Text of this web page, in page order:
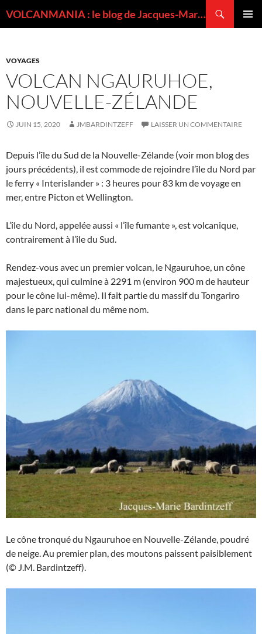
VOLCANMANIA : le blog de Jacques-Marie BARDINTZEFF, volcanologue
VOYAGES
VOLCAN NGAURUHOE,
NOUVELLE-ZÉLANDE
JUIN 15, 2020 JMBARDINTZEFF LAISSER UN COMMENTAIRE
Depuis l’île du Sud de la Nouvelle-Zélande (voir mon blog des
jours précédents), il est commode de rejoindre l’île du Nord par
le ferry « Interislander » : 3 heures pour 83 km de voyage en
mer, entre Picton et Wellington.
L’île du Nord, appelée aussi « l’île fumante », est volcanique,
contrairement à l’île du Sud.
Rendez-vous avec un premier volcan, le Ngauruhoe, un cône
majestueux, qui culmine à 2291 m (environ 900 m de hauteur
pour le cône lui-même). Il fait partie du massif du Tongariro
dans le parc national du même nom.
Le cône tronqué du Ngauruhoe en Nouvelle-Zélande, poudré
de neige. Au premier plan, des moutons paissent paisiblement
(© J.M. Bardintzeff).